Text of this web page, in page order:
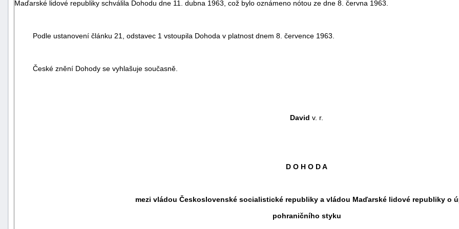
Maďarské lidové republiky schválila Dohodu dne 11. dubna 1963, což bylo oznámeno nótou ze dne 8. června 1963.
Podle ustanovení článku 21, odstavec 1 vstoupila Dohoda v platnost dnem 8. července 1963.
České znění Dohody se vyhlašuje současně.
David v. r.
D O H O D A
mezi vládou Československé socialistické republiky a vládou Maďarské lidové republiky o
pohraničního styku